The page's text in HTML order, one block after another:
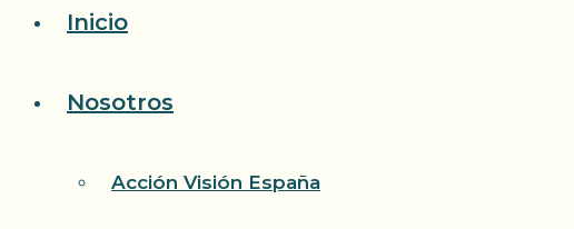
Inicio
Nosotros
Acción Visión España